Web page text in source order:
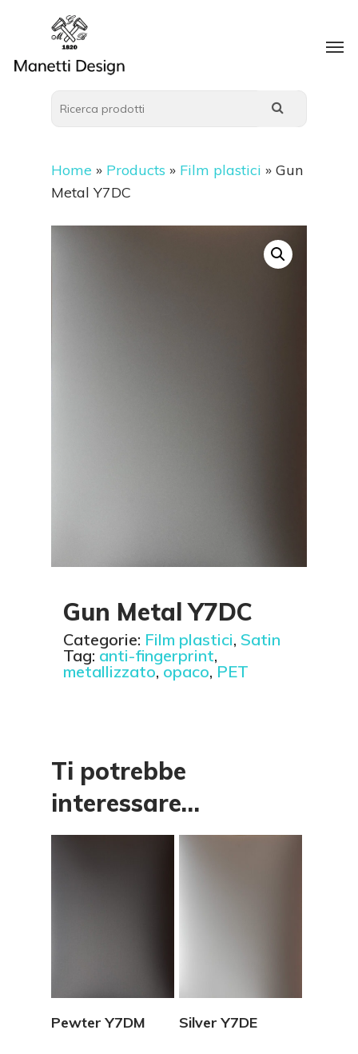
Home » Products » Film plastici » Gun
Metal Y7DC
Gun Metal Y7DC
Categorie: Film plastici, Satin
Tag: anti-fingerprint,
metallizzato,opaco, PET
Ti potrebbe
interessare…
Pewter Y7DM Silver Y7DE